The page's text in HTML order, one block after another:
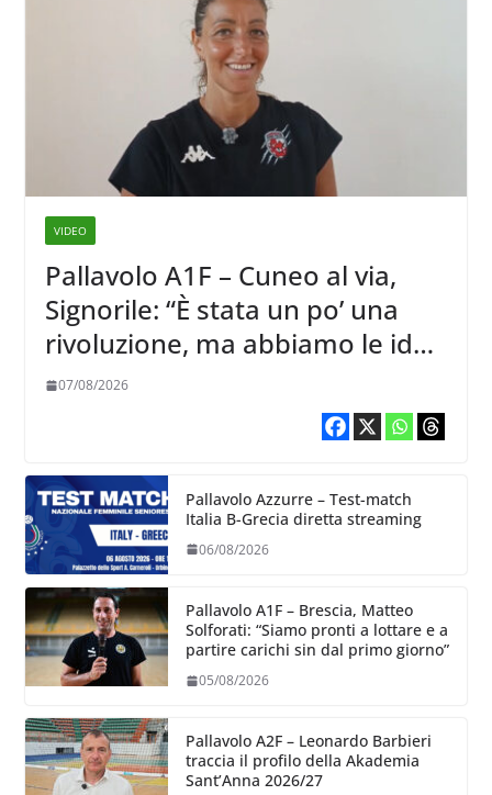
VIDEO
Pallavolo A1F – Cuneo al via,
Signorile: “È stata un po’ una
rivoluzione, ma abbiamo le idee
chiare siu cosa vogliamo fare”
07/08/2026
Pallavolo Azzurre – Test-match
Italia B-Grecia diretta streaming
06/08/2026
Pallavolo A1F – Brescia, Matteo
Solforati: “Siamo pronti a lottare e a
partire carichi sin dal primo giorno”
05/08/2026
Pallavolo A2F – Leonardo Barbieri
traccia il profilo della Akademia
Sant’Anna 2026/27